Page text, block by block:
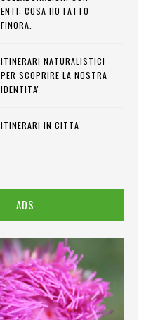
ENTI: COSA HO FATTO
FINORA.
ITINERARI NATURALISTICI
PER SCOPRIRE LA NOSTRA
IDENTITA'
ITINERARI IN CITTA'
ADS